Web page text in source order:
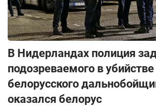
В Нидерландах полиция
подозреваемого в убийстве
белорусского
оказался белорус